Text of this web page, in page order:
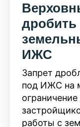
дробить
ИЖС
Запрет
под ИЖС на
работы с